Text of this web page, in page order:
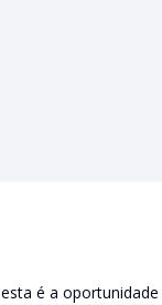
é a